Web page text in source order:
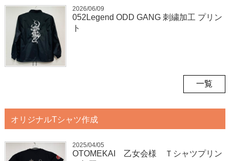
2026/06/09
052Legend ODD GANG 刺繍加工 プリン
ト
一覧
オリジナルTシャツ作成
2025/04/05
OTOMEKAI 乙女会様 Ｔシャツプリン